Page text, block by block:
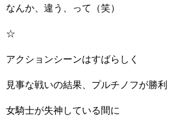
なんか、違う、って（笑）
☆
アクションシーンはすばらしく
見事な戦いの結果、プルチノフが勝利
女騎士が失神している間に